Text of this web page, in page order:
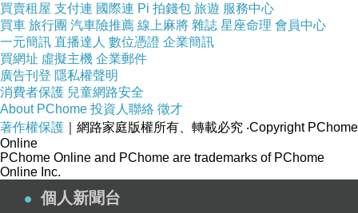
買賣租屋 支付連 國際連 Pi 拍錢包 旅遊 服務中心
買車 旅行團 汽車險推薦 線上麻將 雜誌 星座命理 會員中心
一元簡訊 直播達人 數位憑證 企業簡訊
買網址 虛擬主機 企業郵件
廣告刊登 隱私權聲明
消費者保護 兒童網路安全
About PChome 投資人聯絡 徵才
著作權保護 ｜網路家庭版權所有、轉載必究 ‧Copyright PChome
Online
PChome Online and PChome are trademarks of PChome
Online Inc.
個人新聞台